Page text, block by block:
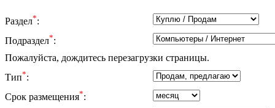
Раздел*:
Подраздел*:
Пожалуйста, дождитесь перезагрузки страницы.
Тип*:
Срок размещения*: